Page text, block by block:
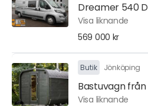
Dreamer 540
Visa liknande
569 000 kr
Butik Jönköping
Bastuvagn
Visa liknande